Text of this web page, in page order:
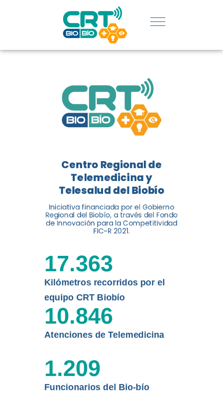
REGIÓN:
CONOCE
LOGROS
DE CRT
BIOBÍO
El Centro Regional de
Telemedicina y Telesalud del
Biobío presenta el balance de
tres años acercando la salud
digital a los habitantes...
Leer más
Centro Regional de
Telemedicina y
Telesalud del Biobío
Iniciativa financiada por el Gobierno
Regional del Biobío, a través del Fondo
de Innovación para la Competitividad
FIC-R 2021.
Kilómetros recorridos por el
equipo CRT Biobío
17.363
Atenciones de Telemedicina
10.846
Funcionarios del Bio-bío
1.209